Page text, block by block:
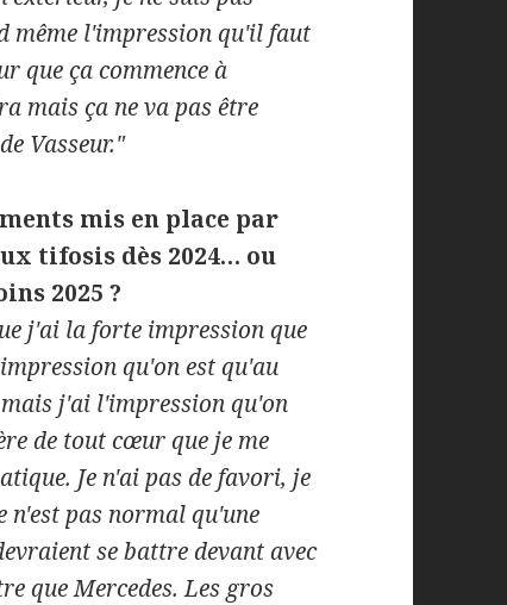
même l'impression qu'il faut
que ça commence à
mais ça ne va pas être
Vasseur."
mis en place par
tifosis dès 2024… ou
2025 ?
j'ai la forte impression que
qu'on est qu'au
mais j'ai l'impression qu'on
de tout cœur que je me
Je n'ai pas de favori, je
n'est pas normal qu'une
se battre devant avec
que Mercedes. Les gros